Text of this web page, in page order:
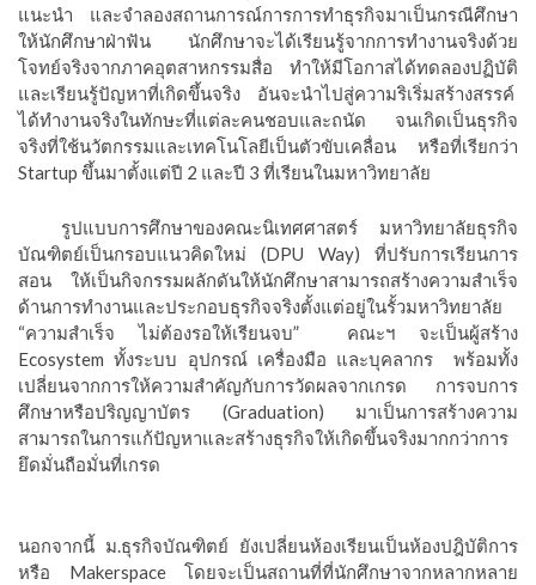
แนะนำ และจำลองสถานการณ์การการทำธุรกิจมาเป็นกรณีศึกษา
ให้นักศึกษาฝ่าฟัน นักศึกษาจะได้เรียนรู้จากการทำงานจริงด้วย
โจทย์จริงจากภาคอุตสาหกรรมสื่อ ทำให้มีโอกาสได้ทดลองปฏิบัติ
และเรียนรู้ปัญหาที่เกิดขึ้นจริง อันจะนำไปสู่ความริเริ่มสร้างสรรค์
ได้ทำงานจริงในทักษะที่แต่ละคนชอบและถนัด จนเกิดเป็นธุรกิจ
จริงที่ใช้นวัตกรรมและเทคโนโลยีเป็นตัวขับเคลื่อน หรือที่เรียกว่า
Startup ขึ้นมาตั้งแต่ปี 2 และปี 3 ที่เรียนในมหาวิทยาลัย
รูปแบบการศึกษาของคณะนิเทศศาสตร์ มหาวิทยาลัยธุรกิจ
บัณฑิตย์เป็นกรอบแนวคิดใหม่ (DPU Way) ที่ปรับการเรียนการ
สอน ให้เป็นกิจกรรมผลักดันให้นักศึกษาสามารถสร้างความสำเร็จ
ด้านการทำงานและประกอบธุรกิจจริงตั้งแต่อยู่ในรั้วมหาวิทยาลัย
“ความสำเร็จ ไม่ต้องรอให้เรียนจบ”
คณะฯ จะเป็นผู้สร้าง
Ecosystem ทั้งระบบ อุปกรณ์ เครื่องมือ และบุคลากร
พร้อมทั้ง
เปลี่ยนจากการให้ความสำคัญกับการวัดผลจากเกรด การจบการ
ศึกษาหรือปริญญาบัตร (Graduation) มาเป็นการสร้างความ
สามารถในการแก้ปัญหาและสร้างธุรกิจให้เกิดขึ้นจริงมากกว่าการ
ยึดมั่นถือมั่นที่เกรด
นอกจากนี้ ม.ธุรกิจบัณฑิตย์ ยังเปลี่ยนห้องเรียนเป็นห้องปฎิบัติการ
หรือ Makerspace โดยจะเป็นสถานที่ที่นักศึกษาจากหลากหลาย